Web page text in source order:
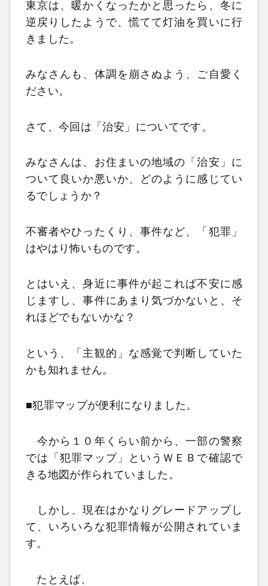
東京は、暖かくなったかと思ったら、冬に
逆戻りしたようで、慌てて灯油を買いに行
きました。
みなさんも、体調を崩さぬよう、ご自愛く
ださい。
さて、今回は「治安」についてです。
みなさんは、お住まいの地域の「治安」に
ついて良いか悪いか、どのように感じてい
るでしょうか？
不審者やひったくり、事件など、「犯罪」
はやはり怖いものです。
とはいえ、身近に事件が起これば不安に感
じますし、事件にあまり気づかないと、そ
れほどでもないかな？
という、「主観的」な感覚で判断していた
かも知れません。
■犯罪マップが便利になりました。
今から１０年くらい前から、一部の警察
では「犯罪マップ」というＷＥＢで確認で
きる地図が作られていました。
しかし、現在はかなりグレードアップし
て、いろいろな犯罪情報が公開されていま
す。
たとえば、